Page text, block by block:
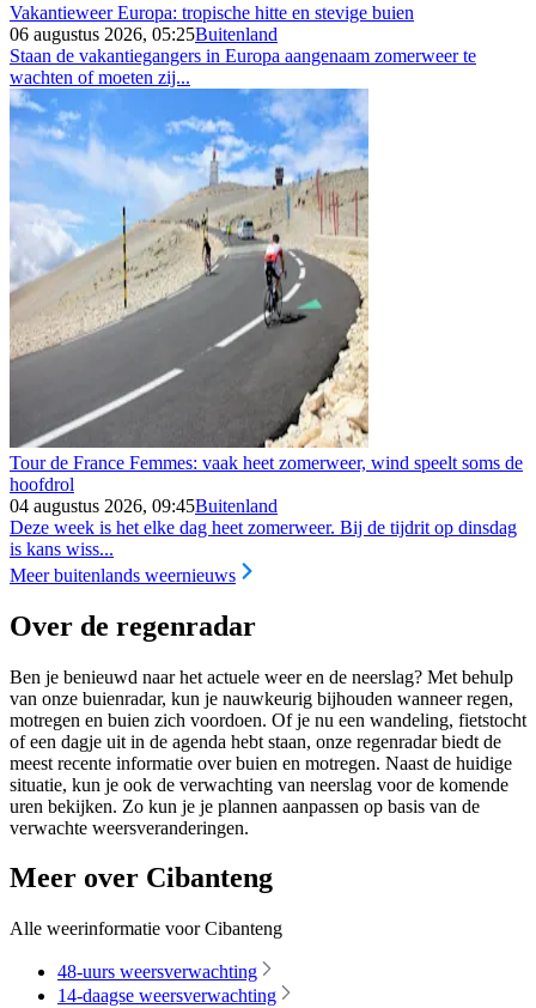
Vakantieweer Europa: tropische hitte en stevige buien
06 augustus 2026, 05:25Buitenland
Staan de vakantiegangers in Europa aangenaam zomerweer te
wachten of moeten zij...
Tour de France Femmes: vaak heet zomerweer, wind speelt soms de
hoofdrol
04 augustus 2026, 09:45Buitenland
Deze week is het elke dag heet zomerweer. Bij de tijdrit op dinsdag
is kans wiss...
Meer buitenlands weernieuws
Over de regenradar
Ben je benieuwd naar het actuele weer en de neerslag? Met behulp
van onze buienradar, kun je nauwkeurig bijhouden wanneer regen,
motregen en buien zich voordoen. Of je nu een wandeling, fietstocht
of een dagje uit in de agenda hebt staan, onze regenradar biedt de
meest recente informatie over buien en motregen. Naast de huidige
situatie, kun je ook de verwachting van neerslag voor de komende
uren bekijken. Zo kun je je plannen aanpassen op basis van de
verwachte weersveranderingen.
Meer over Cibanteng
Alle weerinformatie voor Cibanteng
48-uurs weersverwachting
14-daagse weersverwachting